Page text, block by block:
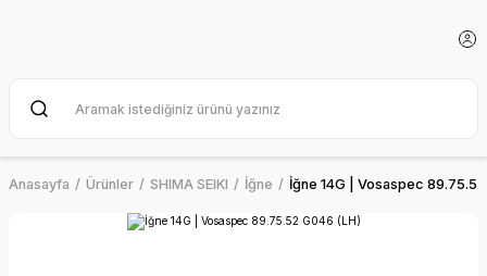
Anasayfa Ürünler SHIMA SEIKI İğne İğne 14G | Vosaspec